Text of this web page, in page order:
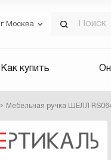
г Москва
Как купить
Мебельная ручка ШЕЛЛ